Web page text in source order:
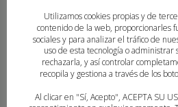
CENTRAL
MIÉRCOLES, 21 DICIEMBRE 2022 POR
EL ÁREA TÉCNICA DE LA FBMCV
ACTIVIDAD DE LA TEMPORADA DE
Utilizamos cookies propias y de
contenido de la web, proporcionarles
sociales y para analizar el tráfico de
uso de esta tecnología o administrar
rechazarla, y así controlar
recopila y gestiona a través de los
Al clicar en "Sí, Acepto", ACEPTA SU